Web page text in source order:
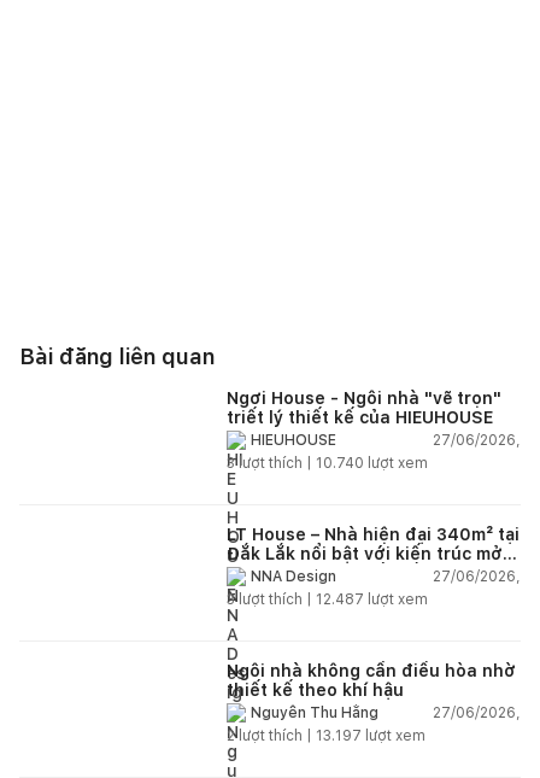
Bài đăng liên quan
Ngơi House - Ngôi nhà "vẽ trọn"
triết lý thiết kế của HIEUHOUSE
HIEUHOUSE
27/06/2026,
3lượt thích | 10.740 lượt xem
LT House – Nhà hiện đại 340m² tại
Đắk Lắk nổi bật với kiến trúc mở
và hệ sân vườn kết nối thiên
nhiên
NNA Design
27/06/2026,
3lượt thích | 12.487 lượt xem
Ngôi nhà không cần điều hòa nhờ
thiết kế theo khí hậu
Nguyễn Thu Hằng
27/06/2026,
2lượt thích | 13.197 lượt xem